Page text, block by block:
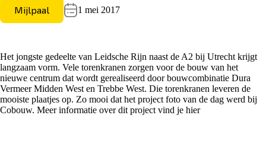
Mijlpaal 1 mei 2017
Het jongste gedeelte van Leidsche Rijn naast de A2 bij Utrecht krijgt
langzaam vorm. Vele torenkranen zorgen voor de bouw van het
nieuwe centrum dat wordt gerealiseerd door bouwcombinatie Dura
Vermeer Midden West en Trebbe West. Die torenkranen leveren de
mooiste plaatjes op. Zo mooi dat het project foto van de dag werd bij
Cobouw. Meer informatie overdit project vind je hier